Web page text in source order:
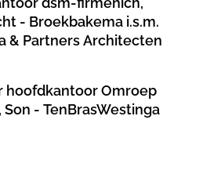
- Broekbakema i.s.m.
& Partners Architecten
hoofdkantoor Omroep
Son - TenBrasWestinga